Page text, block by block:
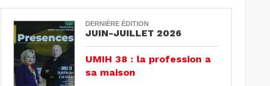
DERNIÈRE ÉDITION
JUIN-JUILLET 2026
UMIH 38 : la profession a
sa maison